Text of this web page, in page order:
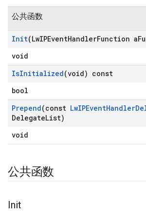
公共函数
Init(LwIPEventHandlerFunction a
void
IsInitialized(void) const
bool
Prepend(const LwIPEventHandler
DelegateList)
void
公共函数
Init